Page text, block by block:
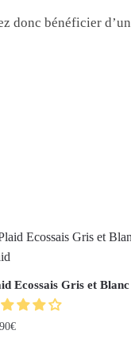
donc bénéficier d’un
Ecossais Gris et Blanc
€